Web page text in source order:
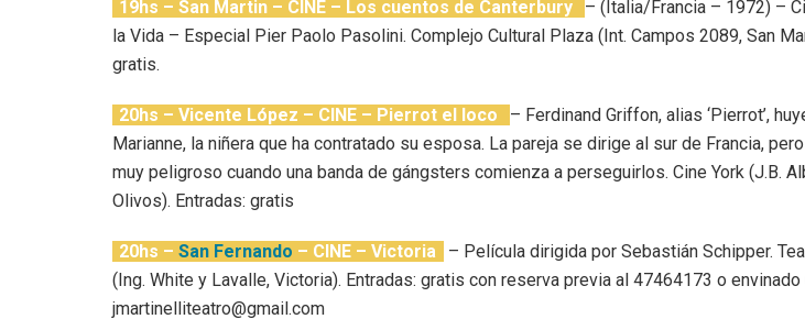
19hs – San Martin – CINE – Los cuentos de Canterbury
– (Italia/Francia – 1972) –
la Vida – Especial Pier Paolo Pasolini. Complejo Cultural Plaza (Int. Campos 2089, San
gratis.
20hs – Vicente López – CINE – Pierrot el loco
– Ferdinand Griffon, alias ‘Pierrot’,
Marianne, la niñera que ha contratado su esposa. La pareja se dirige al sur de Francia,
muy peligroso cuando una banda de gángsters comienza a perseguirlos. Cine York (J.B.
Olivos). Entradas: gratis
20hs –San Fernando – CINE – Victoria
– Película dirigida por Sebastián Schipper.
(Ing. White y Lavalle, Victoria). Entradas: gratis con reserva previa al 47464173 o envinado
jmartinelliteatro@gmail.com